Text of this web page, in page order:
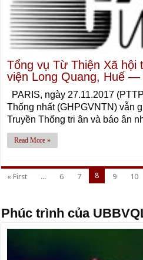
Tổng vụ Từ Thiện Xã hội
viện Long Quang, Huế —
PARIS, ngày 27.11.2017
Thống nhất (GHPGVNTN) vẫn
Truyền Thống tri ân và báo ân
Read More »
« First ... 6 7 8 9 10
Phúc trình của
Thâm Nhập – “Lời kêu gọi cho